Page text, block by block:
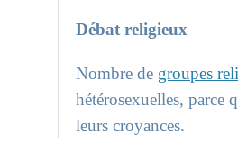
Débat religieux
Nombre de groupes
hétérosexuelles,
leurs croyances.